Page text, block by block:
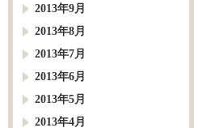
2013年9月
2013年8月
2013年7月
2013年6月
2013年5月
2013年4月